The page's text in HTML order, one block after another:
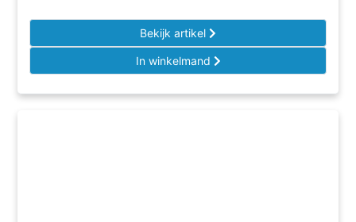
Bekijk artikel
In winkelmand